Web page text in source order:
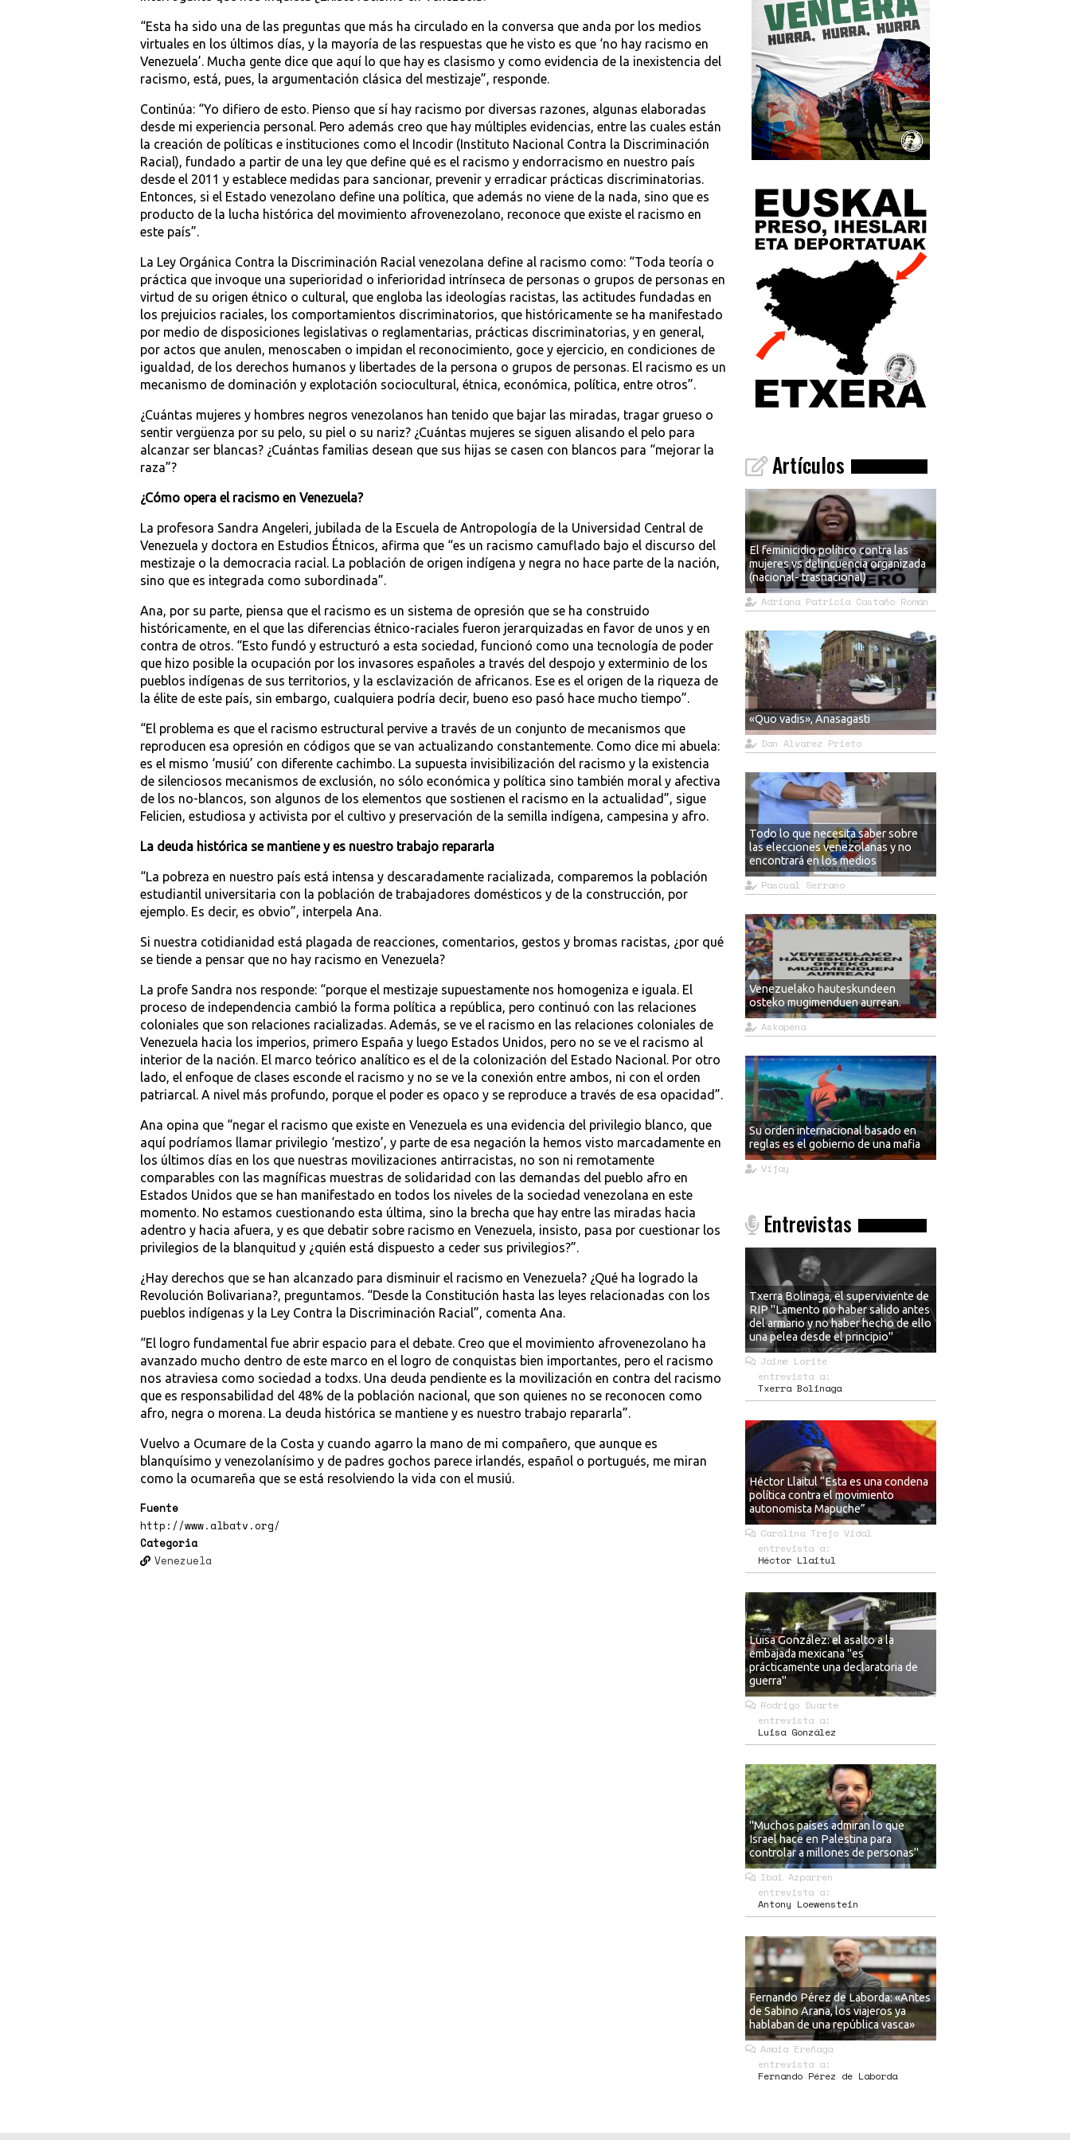
“Esta ha sido una de las preguntas que más ha circulado en la conversa que anda por los medios
virtuales en los últimos días, y la mayoría de las respuestas que he visto es que ‘no hay racismo en
Venezuela’. Mucha gente dice que aquí lo que hay es clasismo y como evidencia de la inexistencia del
racismo, está, pues, la argumentación clásica del mestizaje”, responde.
Continúa: “Yo difiero de esto. Pienso que sí hay racismo por diversas razones, algunas elaboradas
desde mi experiencia personal. Pero además creo que hay múltiples evidencias, entre las cuales están
la creación de políticas e instituciones como el Incodir (Instituto Nacional Contra la Discriminación
Racial), fundado a partir de una ley que define qué es el racismo y endorracismo en nuestro país
desde el 2011 y establece medidas para sancionar, prevenir y erradicar prácticas discriminatorias.
Entonces, si el Estado venezolano define una política, que además no viene de la nada, sino que es
producto de la lucha histórica del movimiento afrovenezolano, reconoce que existe el racismo en
este país”.
La Ley Orgánica Contra la Discriminación Racial venezolana define al racismo como: “Toda teoría o
práctica que invoque una superioridad o inferioridad intrínseca de personas o grupos de personas en
virtud de su origen étnico o cultural, que engloba las ideologías racistas, las actitudes fundadas en
los prejuicios raciales, los comportamientos discriminatorios, que históricamente se ha manifestado
por medio de disposiciones legislativas o reglamentarias, prácticas discriminatorias, y en general,
por actos que anulen, menoscaben o impidan el reconocimiento, goce y ejercicio, en condiciones de
igualdad, de los derechos humanos y libertades de la persona o grupos de personas. El racismo es un
mecanismo de dominación y explotación sociocultural, étnica, económica, política, entre otros”.
¿Cuántas mujeres y hombres negros venezolanos han tenido que bajar las miradas, tragar grueso o
sentir vergüenza por su pelo, su piel o su nariz? ¿Cuántas mujeres se siguen alisando el pelo para
alcanzar ser blancas? ¿Cuántas familias desean que sus hijas se casen con blancos para “mejorar la
raza”?
¿Cómo opera el racismo en Venezuela?
La profesora Sandra Angeleri, jubilada de la Escuela de Antropología de la Universidad Central de
Venezuela y doctora en Estudios Étnicos, afirma que “es un racismo camuflado bajo el discurso del
mestizaje o la democracia racial. La población de origen indígena y negra no hace parte de la nación,
sino que es integrada como subordinada”.
Ana, por su parte, piensa que el racismo es un sistema de opresión que se ha construido
históricamente, en el que las diferencias étnico-raciales fueron jerarquizadas en favor de unos y en
contra de otros. “Esto fundó y estructuró a esta sociedad, funcionó como una tecnología de poder
que hizo posible la ocupación por los invasores españoles a través del despojo y exterminio de los
pueblos indígenas de sus territorios, y la esclavización de africanos. Ese es el origen de la riqueza de
la élite de este país, sin embargo, cualquiera podría decir, bueno eso pasó hace mucho tiempo”.
“El problema es que el racismo estructural pervive a través de un conjunto de mecanismos que
reproducen esa opresión en códigos que se van actualizando constantemente. Como dice mi abuela:
es el mismo ‘musiú’ con diferente cachimbo. La supuesta invisibilización del racismo y la existencia
de silenciosos mecanismos de exclusión, no sólo económica y política sino también moral y afectiva
de los no-blancos, son algunos de los elementos que sostienen el racismo en la actualidad”, sigue
Felicien, estudiosa y activista por el cultivo y preservación de la semilla indígena, campesina y afro.
La deuda histórica se mantiene y es nuestro trabajo repararla
“La pobreza en nuestro país está intensa y descaradamente racializada, comparemos la población
estudiantil universitaria con la población de trabajadores domésticos y de la construcción, por
ejemplo. Es decir, es obvio”, interpela Ana.
Si nuestra cotidianidad está plagada de reacciones, comentarios, gestos y bromas racistas, ¿por qué
se tiende a pensar que no hay racismo en Venezuela?
La profe Sandra nos responde: “porque el mestizaje supuestamente nos homogeniza e iguala. El
proceso de independencia cambió la forma política a república, pero continuó con las relaciones
coloniales que son relaciones racializadas. Además, se ve el racismo en las relaciones coloniales de
Venezuela hacia los imperios, primero España y luego Estados Unidos, pero no se ve el racismo al
interior de la nación. El marco teórico analítico es el de la colonización del Estado Nacional. Por otro
lado, el enfoque de clases esconde el racismo y no se ve la conexión entre ambos, ni con el orden
patriarcal. A nivel más profundo, porque el poder es opaco y se reproduce a través de esa opacidad”.
Ana opina que “negar el racismo que existe en Venezuela es una evidencia del privilegio blanco, que
aquí podríamos llamar privilegio ‘mestizo’, y parte de esa negación la hemos visto marcadamente en
los últimos días en los que nuestras movilizaciones antirracistas, no son ni remotamente
comparables con las magníficas muestras de solidaridad con las demandas del pueblo afro en
Estados Unidos que se han manifestado en todos los niveles de la sociedad venezolana en este
momento. No estamos cuestionando esta última, sino la brecha que hay entre las miradas hacia
adentro y hacia afuera, y es que debatir sobre racismo en Venezuela, insisto, pasa por cuestionar los
privilegios de la blanquitud y ¿quién está dispuesto a ceder sus privilegios?”.
¿Hay derechos que se han alcanzado para disminuir el racismo en Venezuela? ¿Qué ha logrado la
Revolución Bolivariana?, preguntamos. “Desde la Constitución hasta las leyes relacionadas con los
pueblos indígenas y la Ley Contra la Discriminación Racial”, comenta Ana.
“El logro fundamental fue abrir espacio para el debate. Creo que el movimiento afrovenezolano ha
avanzado mucho dentro de este marco en el logro de conquistas bien importantes, pero el racismo
nos atraviesa como sociedad a todxs. Una deuda pendiente es la movilización en contra del racismo
que es responsabilidad del 48% de la población nacional, que son quienes no se reconocen como
afro, negra o morena. La deuda histórica se mantiene y es nuestro trabajo repararla”.
Vuelvo a Ocumare de la Costa y cuando agarro la mano de mi compañero, que aunque es
blanquísimo y venezolanísimo y de padres gochos parece irlandés, español o portugués, me miran
como la ocumareña que se está resolviendo la vida con el musiú.
Fuente
http://www.albatv.org/
Categoria
Venezuela
Artículos
El feminicidio político contra las
mujeres vs delincuencia organizada
(nacional- trasnacional)
Adriana Patricia Castaño Román
«Quo vadis», Anasagasti
Dan Alvarez Prieto
Todo lo que necesita saber sobre
las elecciones venezolanas y no
encontrará en los medios
Pascual Serrano
Venezuelako hauteskundeen
osteko mugimenduen aurrean.
Askapena
Su orden internacional basado en
reglas es el gobierno de una mafia
Vijay
Entrevistas
Txerra Bolinaga, el superviviente de
RIP "Lamento no haber salido antes
del armario y no haber hecho de ello
una pelea desde el principio"
Jaime Lorite
entrevista a:
Txerra Bolinaga
Héctor Llaitul “Esta es una condena
política contra el movimiento
autonomista Mapuche”
Carolina Trejo Vidal
entrevista a:
Héctor Llaitul
Luisa González: el asalto a la
embajada mexicana "es
prácticamente una declaratoria de
guerra"
Rodrigo Duarte
entrevista a:
Luisa González
"Muchos países admiran lo que
Israel hace en Palestina para
controlar a millones de personas"
Ibai Azparren
entrevista a:
Antony Loewenstein
Fernando Pérez de Laborda: «Antes
de Sabino Arana, los viajeros ya
hablaban de una república vasca»
Amaia Ereñaga
entrevista a:
Fernando Pérez de Laborda